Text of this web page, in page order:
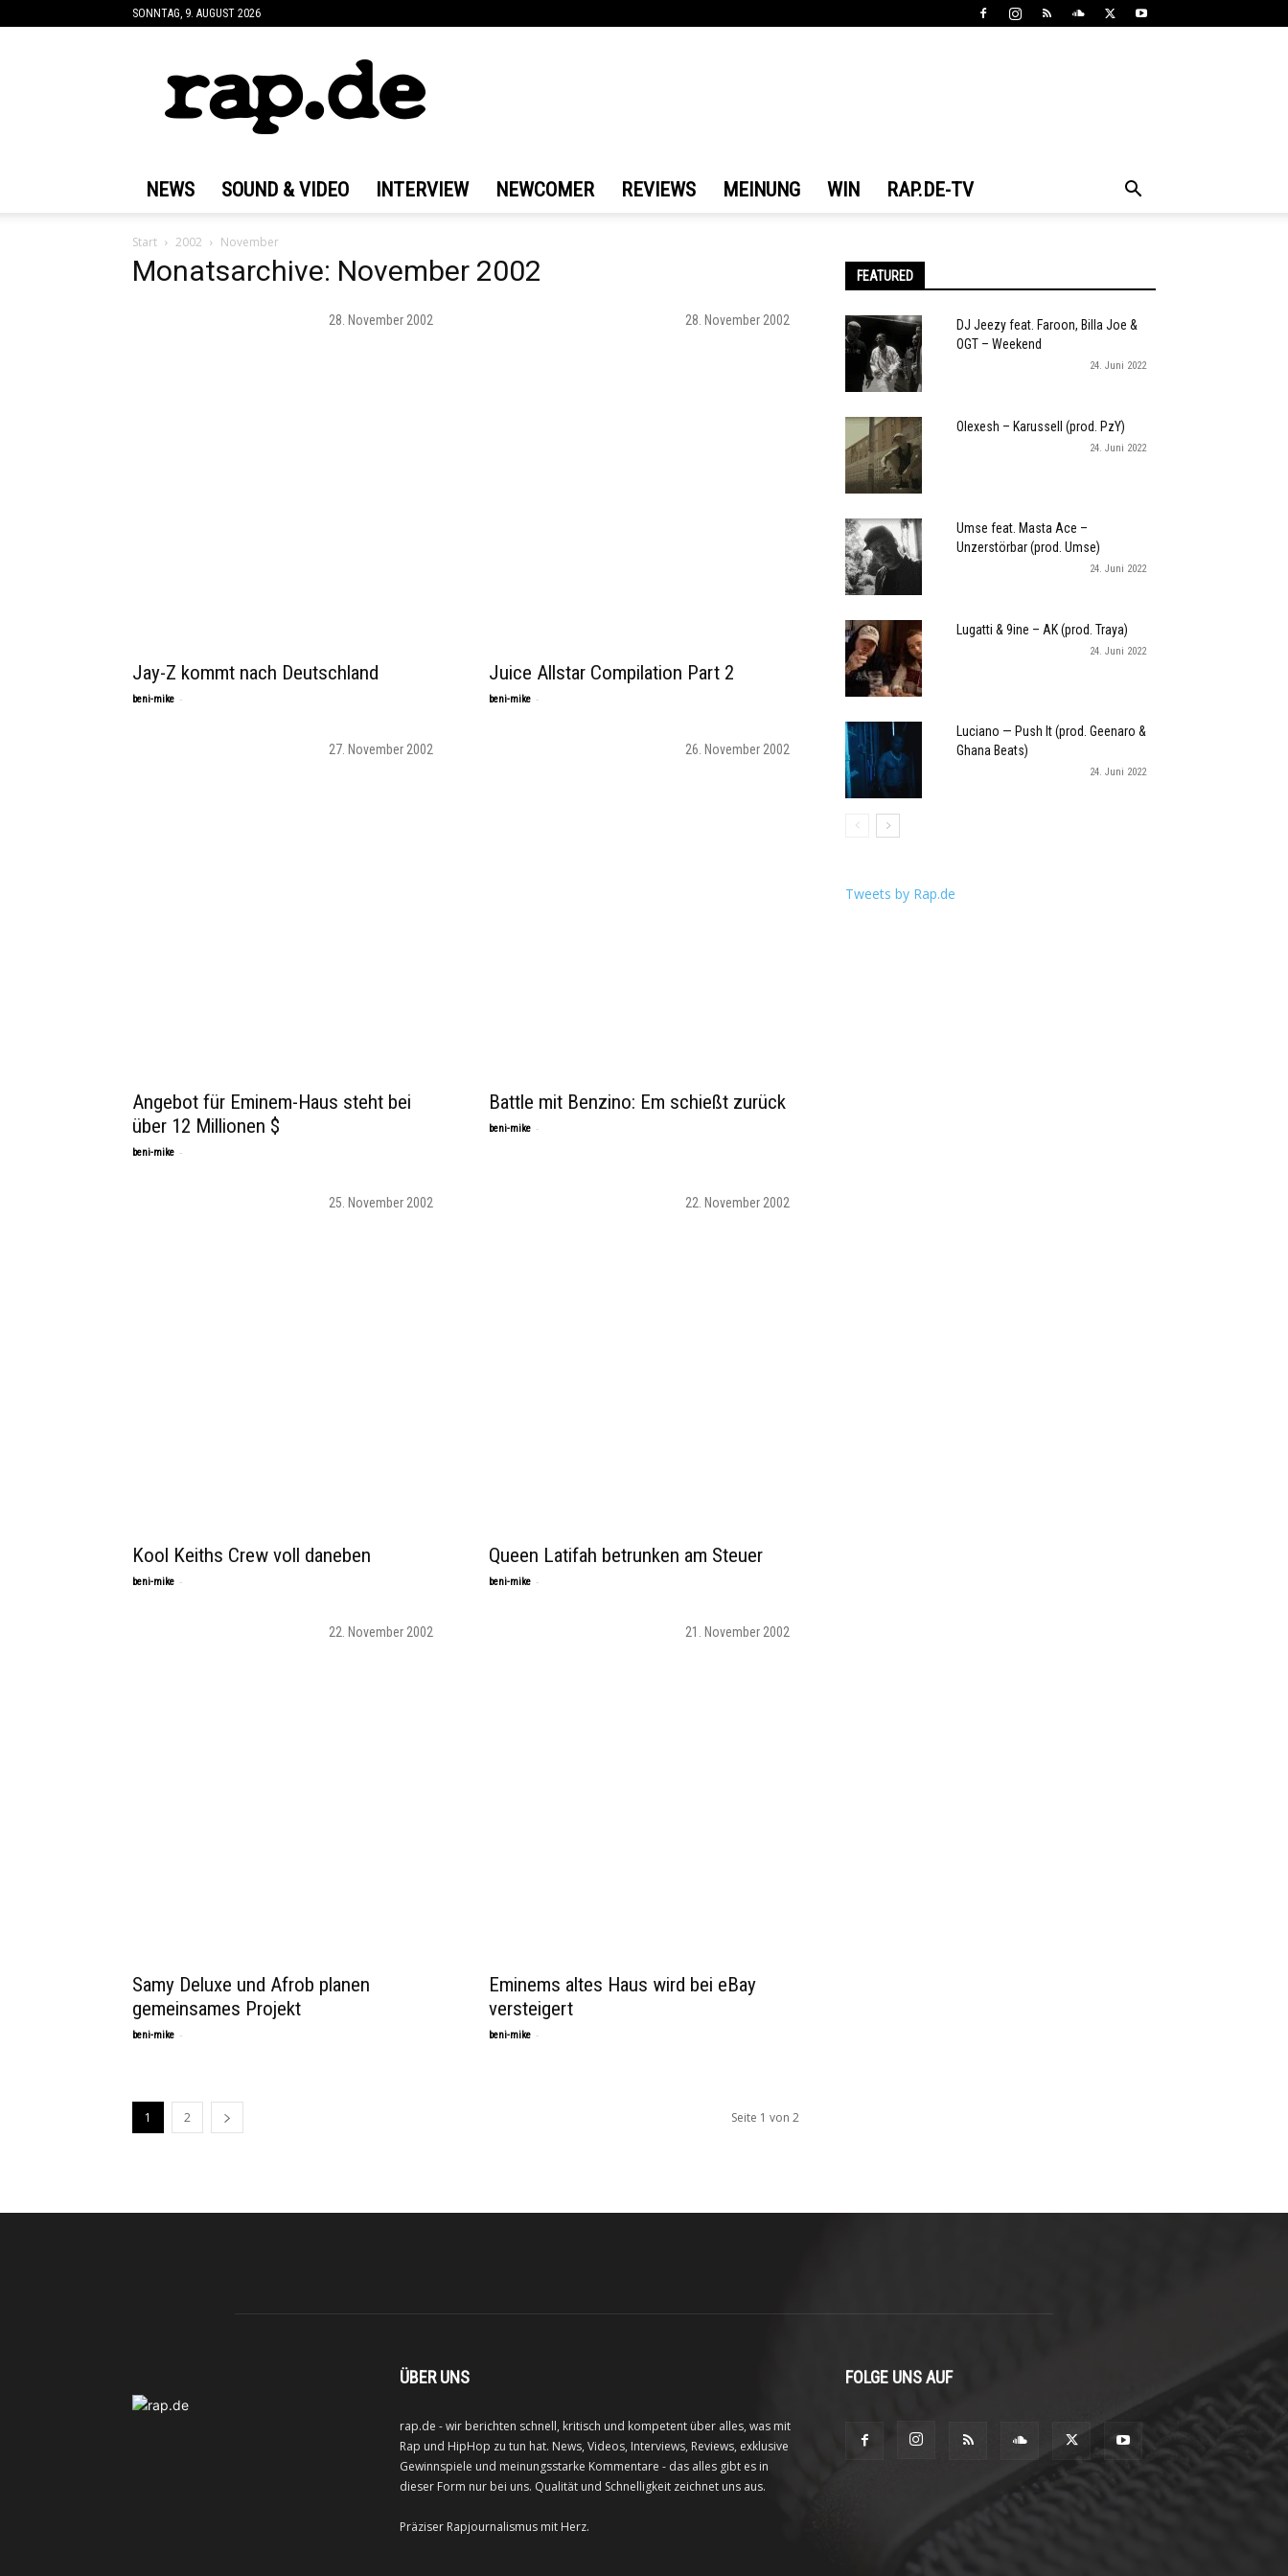
SONNTAG, 9. AUGUST 2026
NEWS SOUND & VIDEO INTERVIEW NEWCOMER REVIEWS MEINUNG WIN RAP.DE-TV
Start 2002 November
Monatsarchive: November 2002
28. November 2002
Jay-Z kommt nach Deutschland
beni-mike -
28. November 2002
Juice Allstar Compilation Part 2
beni-mike -
27. November 2002
Angebot für Eminem-Haus steht bei
über 12 Millionen $
beni-mike -
26. November 2002
Battle mit Benzino: Em schießt zurück
beni-mike -
25. November 2002
Kool Keiths Crew voll daneben
beni-mike -
22. November 2002
Queen Latifah betrunken am Steuer
beni-mike -
22. November 2002
Samy Deluxe und Afrob planen
gemeinsames Projekt
beni-mike -
21. November 2002
Eminems altes Haus wird bei eBay
versteigert
beni-mike -
1 2 Seite 1 von 2
FEATURED
DJ Jeezy feat. Faroon, Billa Joe &
OGT – Weekend
24. Juni 2022
Olexesh – Karussell (prod. PzY)
24. Juni 2022
Umse feat. Masta Ace –
Unzerstörbar (prod. Umse)
24. Juni 2022
Lugatti & 9ine – AK (prod. Traya)
24. Juni 2022
Luciano — Push It (prod. Geenaro &
Ghana Beats)
24. Juni 2022
Tweets by Rap.de
ÜBER UNS
rap.de - wir berichten schnell, kritisch und kompetent über alles, was mit
Rap und HipHop zu tun hat. News, Videos, Interviews, Reviews, exklusive
Gewinnspiele und meinungsstarke Kommentare - das alles gibt es in
dieser Form nur bei uns. Qualität und Schnelligkeit zeichnet uns aus.
Präziser Rapjournalismus mit Herz.
FOLGE UNS AUF